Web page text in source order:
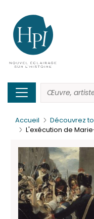
contenu
principal
Menu
secondaire
(header)
Accueil
Découvrez
L'exécution de